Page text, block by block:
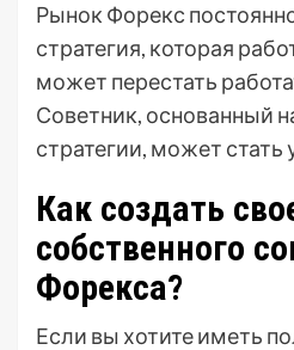
Рынок Форекс
стратегия, которая
может перестать
Советник, основанный
стратегии, может
Как создать
собственного
Форекса?
Если вы хотите иметь